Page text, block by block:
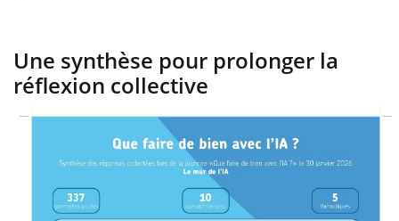
Une synthèse pour prolonger la
réflexion collective